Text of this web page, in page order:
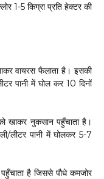
1-5 किग्रा प्रति हेक्टर की
वायरस फैलाता है। इसकी
पानी में घोल कर 10 दिनों
खाकर नुकसान पहुँचाता है।
लीटर पानी में घोलकर 5-7
है जिससे पौधे कमजोर